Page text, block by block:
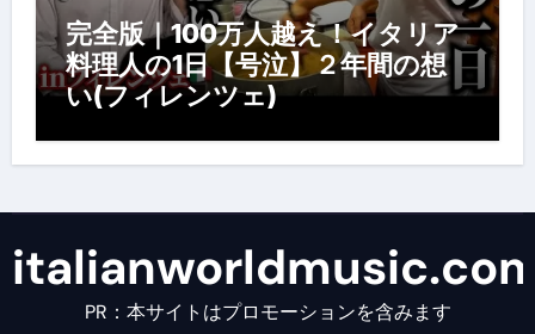
完全版｜100万人越え！イタリア
料理人の1日【号泣】２年間の想
い(フィレンツェ)
PR：本サイトはプロモーションを含みます